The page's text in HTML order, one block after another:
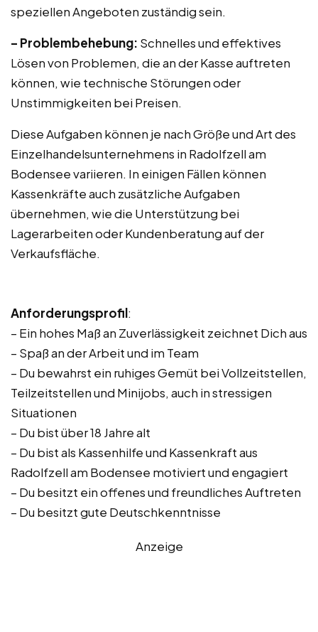
speziellen Angeboten zuständig sein.
– Problembehebung: Schnelles und effektives
Lösen von Problemen, die an der Kasse auftreten
können, wie technische Störungen oder
Unstimmigkeiten bei Preisen.
Diese Aufgaben können je nach Größe und Art des
Einzelhandelsunternehmens in Radolfzell am
Bodensee variieren. In einigen Fällen können
Kassenkräfte auch zusätzliche Aufgaben
übernehmen, wie die Unterstützung bei
Lagerarbeiten oder Kundenberatung auf der
Verkaufsfläche.
Anforderungsprofil:
– Ein hohes Maß an Zuverlässigkeit zeichnet Dich aus
– Spaß an der Arbeit und im Team
– Du bewahrst ein ruhiges Gemüt bei Vollzeitstellen,
Teilzeitstellen und Minijobs, auch in stressigen
Situationen
– Du bist über 18 Jahre alt
– Du bist als Kassenhilfe und Kassenkraft aus
Radolfzell am Bodensee motiviert und engagiert
– Du besitzt ein offenes und freundliches Auftreten
– Du besitzt gute Deutschkenntnisse
Anzeige